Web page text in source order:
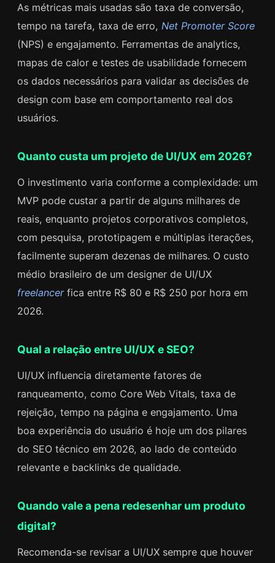
As métricas mais usadas são taxa de conversão,
tempo na tarefa, taxa de erro, Net Promoter Score
(NPS) e engajamento. Ferramentas de analytics,
mapas de calor e testes de usabilidade fornecem
os dados necessários para validar as decisões de
design com base em comportamento real dos
usuários.
Quanto custa um projeto de UI/UX em 2026?
O investimento varia conforme a complexidade: um
MVP pode custar a partir de alguns milhares de
reais, enquanto projetos corporativos completos,
com pesquisa, prototipagem e múltiplas iterações,
facilmente superam dezenas de milhares. O custo
médio brasileiro de um designer de UI/UX
freelancerfica entre R$ 80 e R$ 250 por hora em
2026.
Qual a relação entre UI/UX e SEO?
UI/UX influencia diretamente fatores de
ranqueamento, como Core Web Vitals, taxa de
rejeição, tempo na página e engajamento. Uma
boa experiência do usuário é hoje um dos pilares
do SEO técnico em 2026, ao lado de conteúdo
relevante e backlinks de qualidade.
Quando vale a pena redesenhar um produto
digital?
Recomenda-se revisar a UI/UX sempre que houver